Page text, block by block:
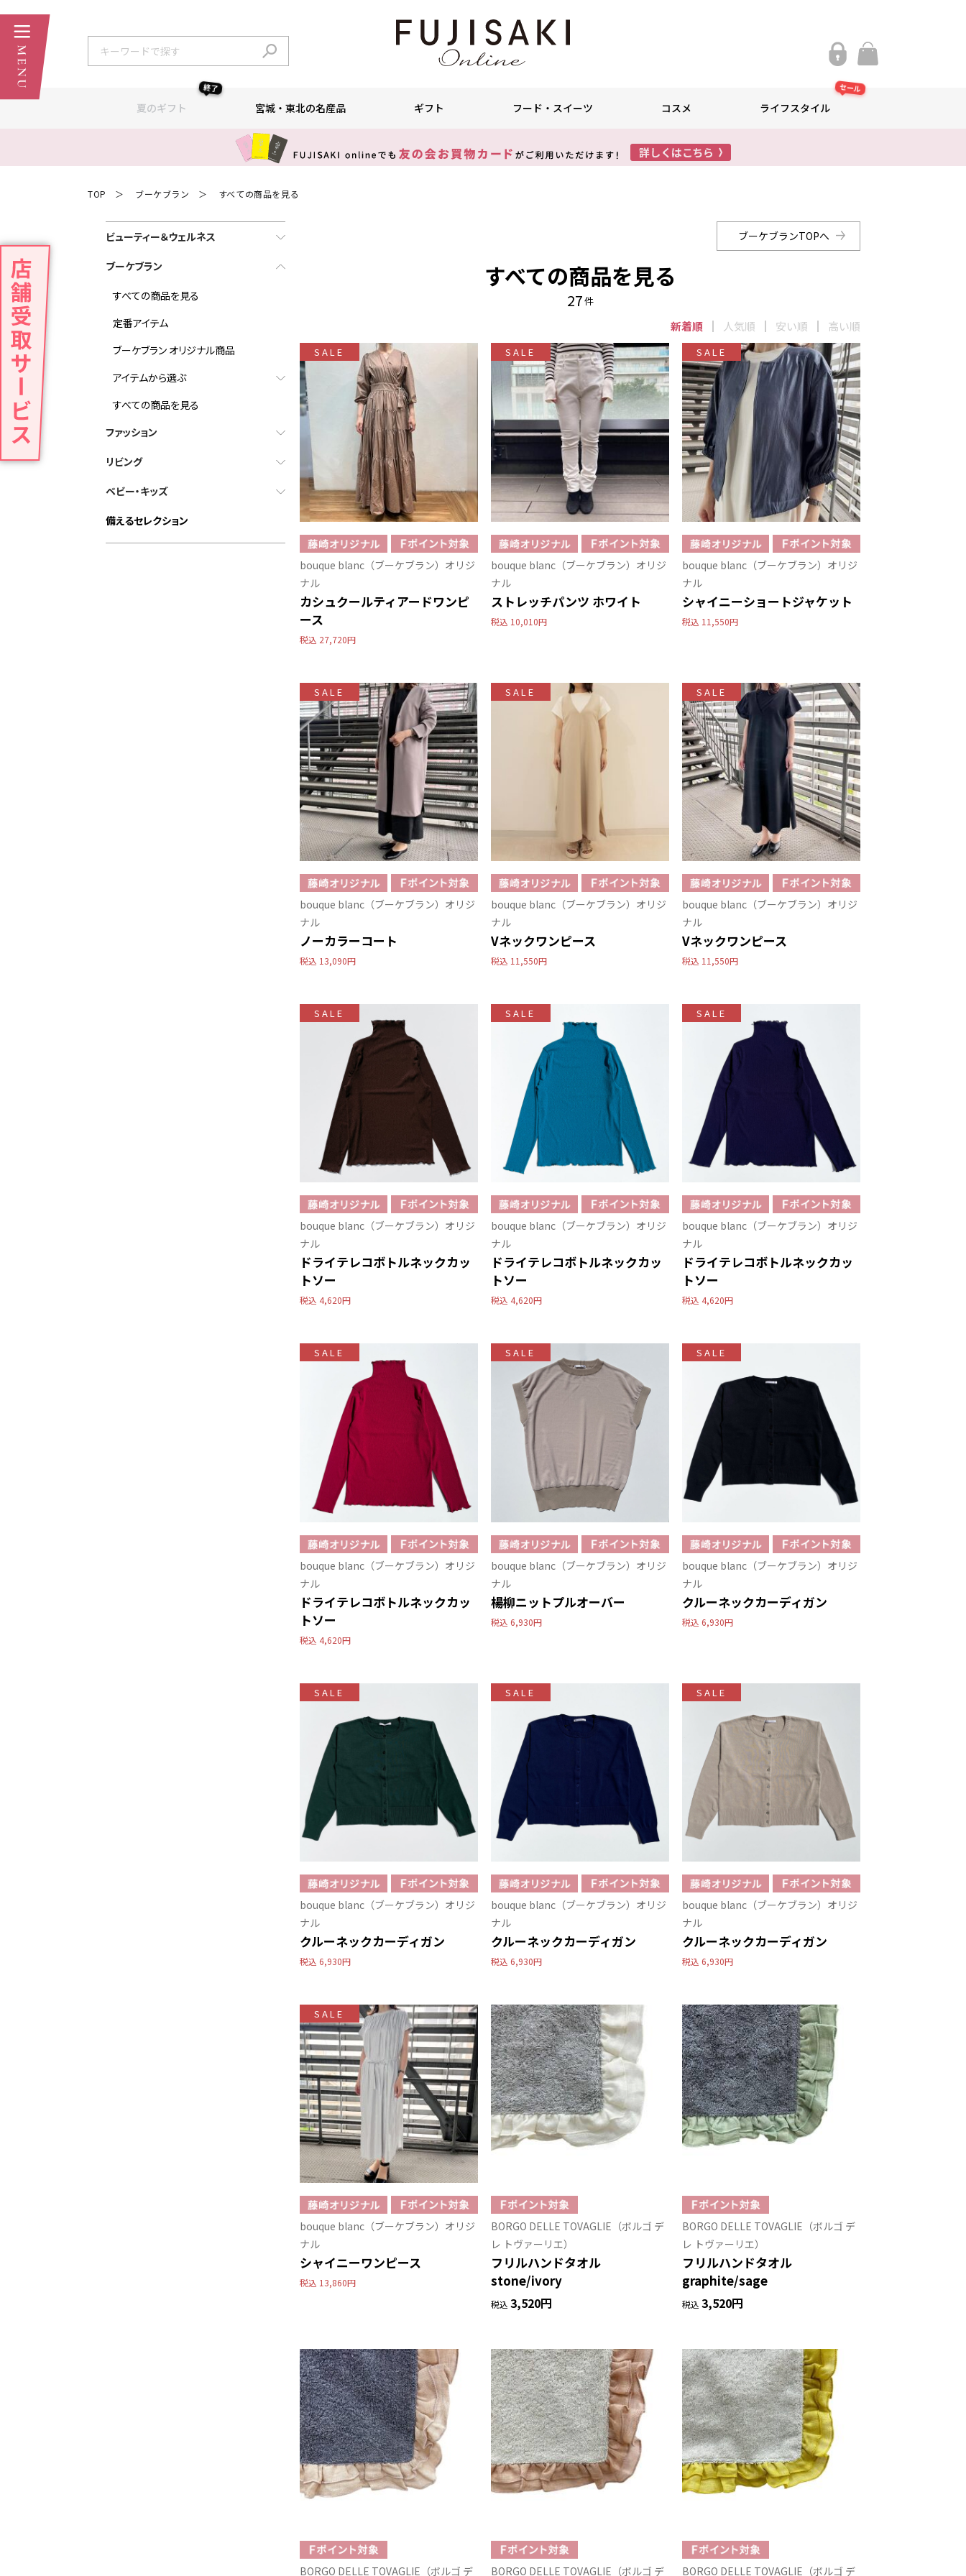
夏のギフト
終了
宮城・東北の名産品 ギフト フード・スイーツ コスメ ライフスタイル
セール
TOP ＞ ブーケブラン ＞ すべての商品を見る
ブーケブランTOPへ
すべての商品を見る
27件
新着順 人気順 安い順 高い順
SALE
bouque blanc（ブーケブラン）オリジ
ナル
カシュクールティアードワンピ
ース
税込 27,720円
SALE
bouque blanc（ブーケブラン）オリジ
ナル
ストレッチパンツ ホワイト
税込 10,010円
SALE
bouque blanc（ブーケブラン）オリジ
ナル
シャイニーショートジャケット
税込 11,550円
SALE
bouque blanc（ブーケブラン）オリジ
ナル
ノーカラーコート
税込 13,090円
SALE
bouque blanc（ブーケブラン）オリジ
ナル
Vネックワンピース
税込 11,550円
SALE
bouque blanc（ブーケブラン）オリジ
ナル
Vネックワンピース
税込 11,550円
SALE
bouque blanc（ブーケブラン）オリジ
ナル
ドライテレコボトルネックカッ
トソー
税込 4,620円
SALE
bouque blanc（ブーケブラン）オリジ
ナル
ドライテレコボトルネックカッ
トソー
税込 4,620円
SALE
bouque blanc（ブーケブラン）オリジ
ナル
ドライテレコボトルネックカッ
トソー
税込 4,620円
SALE
bouque blanc（ブーケブラン）オリジ
ナル
ドライテレコボトルネックカッ
トソー
税込 4,620円
SALE
bouque blanc（ブーケブラン）オリジ
ナル
楊柳ニットプルオーバー
税込 6,930円
SALE
bouque blanc（ブーケブラン）オリジ
ナル
クルーネックカーディガン
税込 6,930円
SALE
bouque blanc（ブーケブラン）オリジ
ナル
クルーネックカーディガン
税込 6,930円
SALE
bouque blanc（ブーケブラン）オリジ
ナル
クルーネックカーディガン
税込 6,930円
SALE
bouque blanc（ブーケブラン）オリジ
ナル
クルーネックカーディガン
税込 6,930円
SALE
bouque blanc（ブーケブラン）オリジ
ナル
シャイニーワンピース
税込 13,860円
BORGO DELLE TOVAGLIE（ボルゴ デ
レ トヴァーリエ）
フリルハンドタオル
stone/ivory
税込 3,520円
BORGO DELLE TOVAGLIE（ボルゴ デ
レ トヴァーリエ）
フリルハンドタオル
graphite/sage
税込 3,520円
BORGO DELLE TOVAGLIE（ボルゴ デ BORGO DELLE TOVAGLIE（ボルゴ デ BORGO DELLE TOVAGLIE（ボルゴ デ
ビューティー＆ウェルネス
ブーケブラン
すべての商品を見る
定番アイテム
ブーケブラン オリジナル商品
アイテムから選ぶ
すべての商品を見る
ファッション
リビング
ベビー・キッズ
備えるセレクション